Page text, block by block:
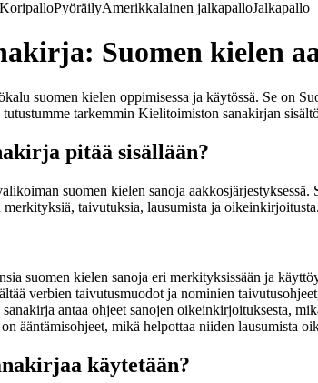
KoripalloPyöräilyAmerikkalainen jalkapalloJalkapallo
Suomen kielen
suomen kielen oppimisessa ja käytössä. Se on
tarkemmin Kielitoimiston sanakirjan
pitää sisällään?
suomen kielen sanoja
taivutuksia, lausumista ja oikeinkirjoitusta.
suomen kielen sanoja eri merkityksissään ja
verbien taivutusmuodot ja nominien
antaa ohjeet sanojen oikeinkirjoituksesta,
on ääntämisohjeet, mikä helpottaa niiden lausumista
käytetään?